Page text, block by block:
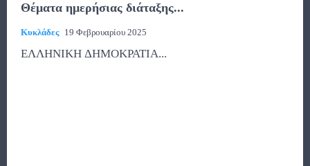
Θέματα ημερήσιας διάταξης...
Κυκλάδες 19 Φεβρουαρίου 2025
ΕΛΛΗΝΙΚΗ ΔΗΜΟΚΡΑΤΙΑ...